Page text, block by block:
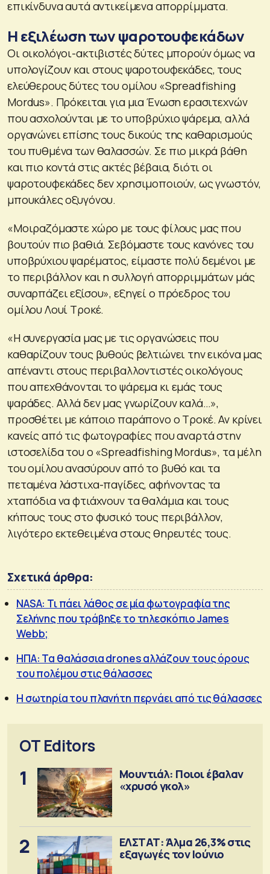
επικίνδυνα αυτά αντικείμενα απορρίμματα.
Η εξιλέωση των ψαροτουφεκάδων
Οι οικολόγοι-ακτιβιστές δύτες μπορούν όμως να
υπολογίζουν και στους ψαροτουφεκάδες, τους
ελεύθερους δύτες του ομίλου «Spreadfishing
Mordus». Πρόκειται για μια Ένωση ερασιτεχνών
που ασχολούνται με το υποβρύχιο ψάρεμα, αλλά
οργανώνει επίσης τους δικούς της καθαρισμούς
του πυθμένα των θαλασσών. Σε πιο μικρά βάθη
και πιο κοντά στις ακτές βέβαια, διότι οι
ψαροτουφεκάδες δεν χρησιμοποιούν, ως γνωστόν,
μπουκάλες οξυγόνου.
«Μοιραζόμαστε χώρο με τους φίλους μας που
βουτούν πιο βαθιά. Σεβόμαστε τους κανόνες του
υποβρύχιου ψαρέματος, είμαστε πολύ δεμένοι με
το περιβάλλον και η συλλογή απορριμμάτων μάς
συναρπάζει εξίσου», εξηγεί ο πρόεδρος του
ομίλου Λουί Τροκέ.
«Η συνεργασία μας με τις οργανώσεις που
καθαρίζουν τους βυθούς βελτιώνει την εικόνα μας
απέναντι στους περιβαλλοντιστές οικολόγους
που απεχθάνονται το ψάρεμα κι εμάς τους
ψαράδες. Αλλά δεν μας γνωρίζουν καλά…»,
προσθέτει με κάποιο παράπονο ο Τροκέ. Αν κρίνει
κανείς από τις φωτογραφίες που αναρτά στην
ιστοσελίδα του ο «Spreadfishing Mordus», τα μέλη
του ομίλου ανασύρουν από το βυθό και τα
πεταμένα λάστιχα-παγίδες, αφήνοντας τα
χταπόδια να φτιάχνουν τα θαλάμια και τους
κήπους τους στο φυσικό τους περιβάλλον,
λιγότερο εκτεθειμένα στους θηρευτές τους.
Σχετικά άρθρα:
NASA: Τι πάει λάθος σε μία φωτογραφία της
Σελήνης που τράβηξε το τηλεσκόπιo James
Webb;
ΗΠΑ: Τα θαλάσσια drones αλλάζουν τους όρους
του πολέμου στις θάλασσες
Η σωτηρία του πλανήτη περνάει από τις θάλασσες
OT Editors
1
Μουντιάλ: Ποιοι έβαλαν
«χρυσό γκολ»
2
ΕΛΣΤΑΤ: Άλμα 26,3% στις
εξαγωγές τον Ιούνιο